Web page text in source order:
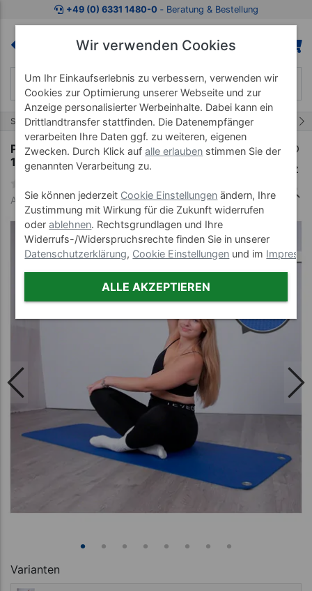
Zum Kaufbereich springen Zur Produktbeschreibung
+49 (0) 6331 1480-0 ‐ Beratung & Bestellung
Start Matten Gymnastikmatten
Pilates- und Yogamatte inkl. Ösen, LxBxH
180x60x0,6 cm, blau
Art-Nr. 03019
Varianten
Wir verwenden Cookies
Um Ihr Einkaufserlebnis zu verbessern, verwenden wir
Cookies zur Optimierung unserer Webseite und zur
Anzeige personalisierter Werbeinhalte. Dabei kann ein
Drittlandtransfer stattfinden. Die Datenempfänger
verarbeiten Ihre Daten ggf. zu weiteren, eigenen
Zwecken. Durch Klick aufalle erlauben stimmen Sie der
genannten Verarbeitung zu.
Sie können jederzeit Cookie Einstellungen ändern, Ihre
Zustimmung mit Wirkung für die Zukunft widerrufen
oderablehnen. Rechtsgrundlagen und Ihre
Widerrufs-/Widerspruchsrechte finden Sie in unserer
Datenschutzerklärung, Cookie Einstellungen und im
ALLE AKZEPTIEREN